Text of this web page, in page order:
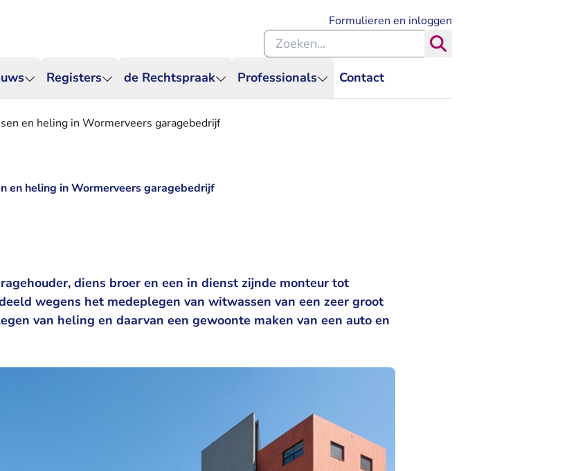
Registers de Rechtspraak Professionals Contact
Formulieren en inloggen
Zoeken binnen de Rechtspraak
en heling in Wormerveers garagebedrijf
en heling in Wormerveers garagebedrijf
diens broer en een in dienst zijnde monteur tot
wegens het medeplegen van witwassen van een zeer groot
van heling en daarvan een gewoonte maken van een auto en